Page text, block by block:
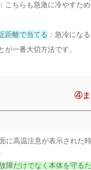
：こちらも急激に冷やすた
距離で当てる ：急冷にな
が一番大切方法です。
④ま
に高温注意が表示された
障だけでなく本体を守る